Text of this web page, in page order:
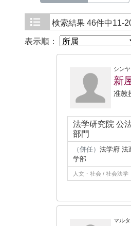
検索結果 46件中11-
表示順：
シン
新
准教
法学研究院 公
部門
（併任） 法学府 法
学部
人文・社会 / 社会法学
マル